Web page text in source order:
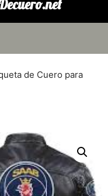
de Cuero para